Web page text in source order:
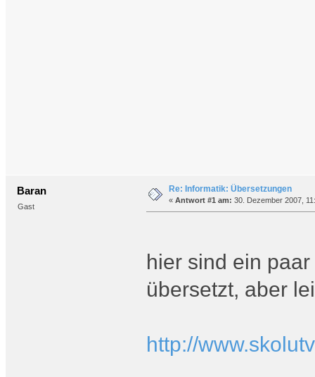
Baran
Gast
Re: Informatik: Übersetzungen
« Antwort #1 am: 30. Dezember 2007,
hier sind ein
übersetzt, aber
http://